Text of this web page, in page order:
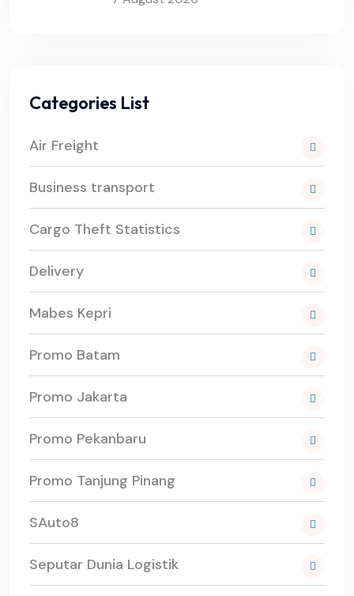
Categories List
Air Freight
Business transport
Cargo Theft Statistics
Delivery
Mabes Kepri
Promo Batam
Promo Jakarta
Promo Pekanbaru
Promo Tanjung Pinang
SAuto8
Seputar Dunia Logistik